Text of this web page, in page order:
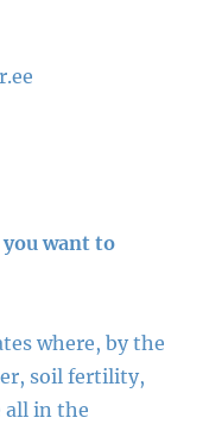
want to
where, by the
soil fertility,
all in the